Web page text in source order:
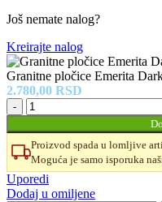
Još nemate nalog?
Kreirajte nalog
Granitne pločice Emerita
2.780,00 RSD
Granitne
pločice
Emerita
Dark
60x60
količina
Proizvod spada u lomljive
Moguća je samo isporuka
Uporedi
Dodaj u omiljene